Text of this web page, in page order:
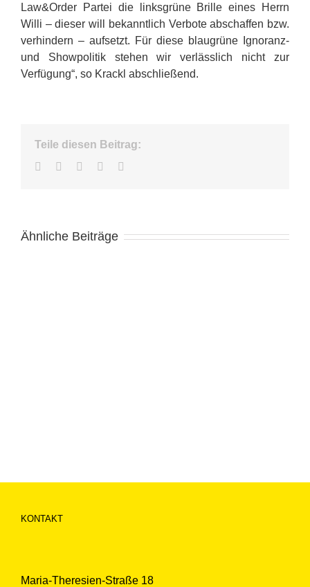
Law&Order Partei die linksgrüne Brille eines Herrn
Willi – dieser will bekanntlich Verbote abschaffen bzw.
verhindern – aufsetzt. Für diese blaugrüne Ignoranz-
und Showpolitik stehen wir verlässlich nicht zur
Verfügung“, so Krackl abschließend.
Teile diesen Beitrag:
Facebook
TwitterLinkedInWhatsApp
Ähnliche Beiträge
KONTAKT
Maria-Theresien-Straße 18